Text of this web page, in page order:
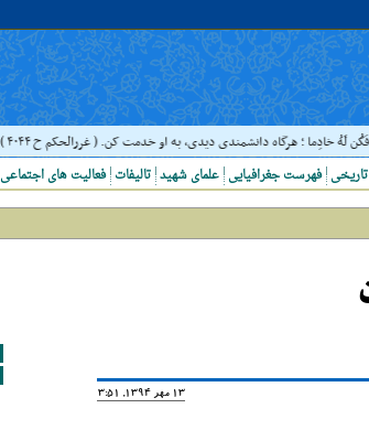
لَهُ خادِما ؛ هرگاه دانشمندى ديدى، به او خدمت کن. ( غررالحکم ح ۴۰۴۴ )
فعالیت های اجتماعی تالیفات علمای شهید فهرست جغرافیایی
13 مهر 1394, 13:51